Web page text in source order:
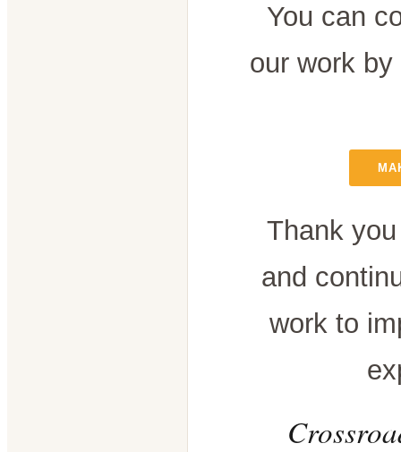
You can
our work
Thank
and
work to